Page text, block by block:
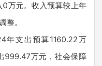
0万元。收入预算较上年
整。
支出预算1160.22万
999.47万元，社会保障